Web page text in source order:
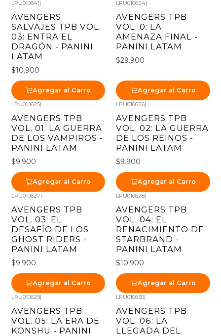
LPU010641|
AVENGERS
SALVAJES TPB VOL.
03: ENTRA EL
DRAGÓN - PANINI
LATAM
$10.900
Agregar al Carro
LPU010624|
AVENGERS TPB
VOL. 0: LA
AMENAZA FINAL -
PANINI LATAM
$29.900
Agregar al Carro
LPU010625|
AVENGERS TPB
VOL. 01: LA GUERRA
DE LOS VAMPIROS -
PANINI LATAM
$9.900
Agregar al Carro
LPU010626|
AVENGERS TPB
VOL. 02: LA GUERRA
DE LOS REINOS -
PANINI LATAM
$9.900
Agregar al Carro
LPU010627|
AVENGERS TPB
VOL. 03: EL
DESAFÍO DE LOS
GHOST RIDERS -
PANINI LATAM
$9.900
Agregar al Carro
LPU010628|
AVENGERS TPB
VOL. 04: EL
RENACIMIENTO DE
STARBRAND -
PANINI LATAM
$10.900
Agregar al Carro
LPU010629|
AVENGERS TPB
VOL. 05: LA ERA DE
KONSHU - PANINI
LPU010630|
AVENGERS TPB
VOL. 06: LA
LLEGADA DEL